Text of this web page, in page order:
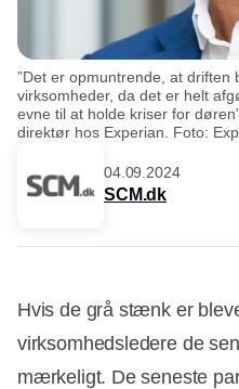
”Det er opmuntrende, at driften
virksomheder, da det er helt
evne til at holde kriser for
direktør hos Experian. Foto:
04.09.2024
SCM.dk
Hvis de grå stænk er
virksomhedsledere de
mærkeligt. De seneste